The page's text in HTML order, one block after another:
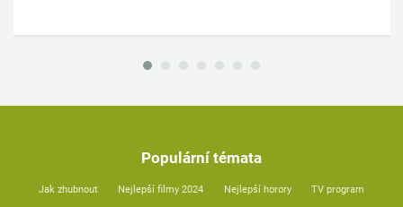
Populární témata
Jak zhubnout Nejlepší filmy 2024 Nejlepší horory TV program